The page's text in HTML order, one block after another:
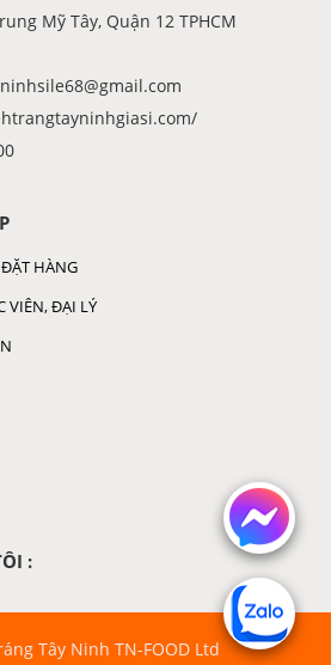
Mỹ Tây, Quận 12 TPHCM
HÀNG
VIÊN, ĐẠI LÝ
:
Tây Ninh TN-FOOD Ltd